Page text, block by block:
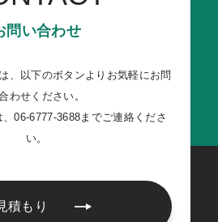
問い合わせ
、以下のボタンよりお気軽にお問
わせください。
06-6777-3688までご連絡くださ
い。
積もり